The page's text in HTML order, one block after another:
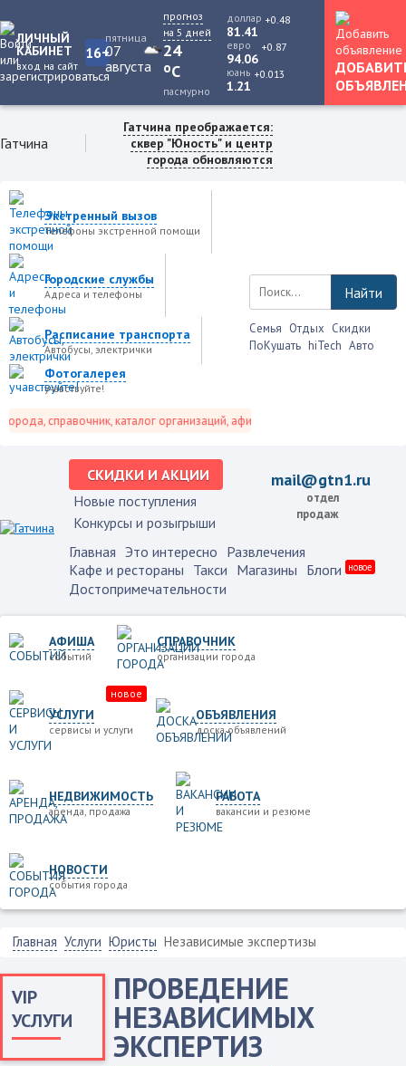
ЛИЧНЫЙ
КАБИНЕТ
вход на сайт
16+
пятница
07
августа
прогноз
на 5 дней
24
oC
пасмурно
доллар
81.41
+0.48
евро
94.06
+0.87
юань
1.21
+0.013
Гатчина
Гатчина преображается:
сквер "Юность" и центр
города обновляются
Экстренный вызов
Телефоны экстренной помощи
Городские службы
Адреса и телефоны
Расписание транспорта
Автобусы, электрички
Фотогалерея
учавствуйте!
справочник, каталог организаций, афиша событий и не только это.
Найти
Семья Отдых Скидки
ПоКушать hiTech Авто
СКИДКИ И АКЦИИ
Новые поступления
Конкурсы и розыгрыши
mail@gtn1.ru
отдел
продаж
Главная Это интересно Развлечения
Кафе и рестораны Такси Магазины Блоги новое
Достопримечательности
АФИША
событий
СПРАВОЧНИК
организации города
УСЛУГИ
сервисы и услуги
новое
ОБЪЯВЛЕНИЯ
доска объявлений
НЕДВИЖИМОСТЬ
аренда, продажа
РАБОТА
вакансии и резюме
НОВОСТИ
события города
Главная Услуги Юристы Независимые экспертизы
VIP
УСЛУГИ
ПРОВЕДЕНИЕ
НЕЗАВИСИМЫХ
ЭКСПЕРТИЗ